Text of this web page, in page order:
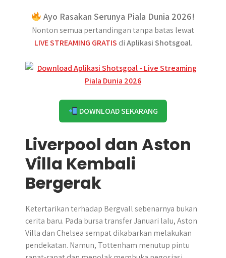
Ayo Rasakan Serunya Piala Dunia 2026!
Nonton semua pertandingan tanpa batas lewat
LIVE STREAMING GRATIS diAplikasi Shotsgoal.
DOWNLOAD SEKARANG
Liverpool dan Aston
Villa Kembali
Bergerak
Ketertarikan terhadap Bergvall sebenarnya bukan
cerita baru. Pada bursa transfer Januari lalu, Aston
Villa dan Chelsea sempat dikabarkan melakukan
pendekatan. Namun, Tottenham menutup pintu